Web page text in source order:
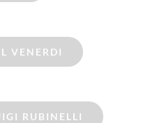
VENERDI
RUBINELLI